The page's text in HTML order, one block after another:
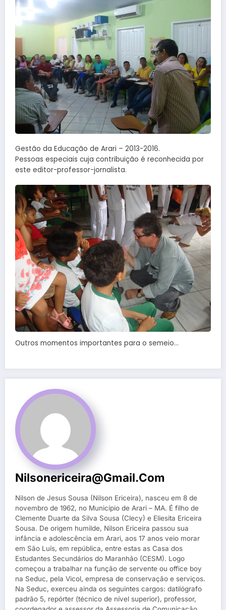
Gestão da Educação de Arari – 2013-2016.
Pessoas especiais cuja contribuição é reconhecida por
este editor-professor-jornalista.
Outros momentos importantes para o semeio…
Nilsonericeira@gmail.com
Nilson de Jesus Sousa (Nilson Ericeira), nasceu em 8 de
novembro de 1962, no Município de Arari – MA. É filho de
Clemente Duarte da Silva Sousa (Clecy) e Eliesita Ericeira
Sousa. De origem humilde, Nilson Ericeira passou sua
infância e adolescência em Arari, aos 17 anos veio morar
em São Luís, em república, entre estas as Casa dos
Estudantes Secundários do Maranhão (CESM). Logo
começou a trabalhar na função de servente ou office boy
na Seduc, pela Vicol, empresa de conservação e serviços.
Na Seduc, exerceu ainda os seguintes cargos: datilógrafo
padrão 5, repórter (técnico de nível superior), professor,